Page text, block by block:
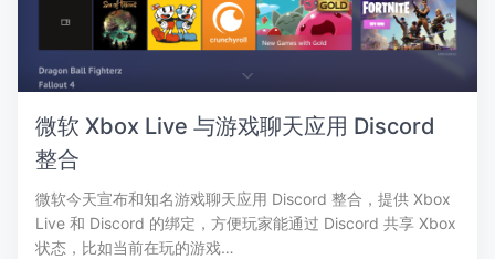
微软 Xbox Live 与游戏聊天应用 Discord
整合
微软今天宣布和知名游戏聊天应用 Discord 整合，提供 Xbox
Live 和 Discord 的绑定，方便玩家能通过 Discord 共享 Xbox
状态，比如当前在玩的游戏…